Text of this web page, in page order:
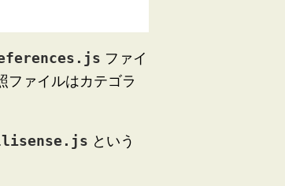
ファイ
ファイルはカテゴラ
という